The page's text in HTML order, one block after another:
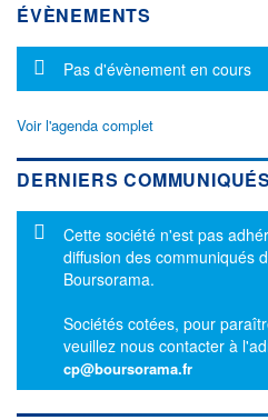
ÉVÈNEMENTS
Message d'information
Pas d'évènement en cours
Voir l'agenda complet
DERNIERS COMMUNIQUÉS
Message d'information
Cette société n'est pas
diffusion des communiqués
Boursorama.
Sociétés cotées, pour
veuillez nous contacter à
cp@boursorama.fr